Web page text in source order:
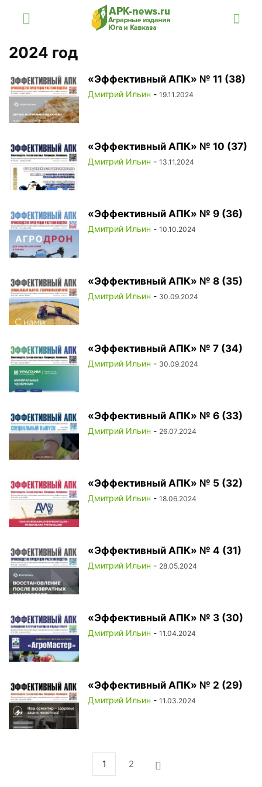
2024 год
«Эффективный АПК» № 11 (38)
Дмитрий Ильин - 19.11.2024
«Эффективный АПК» № 10 (37)
Дмитрий Ильин - 13.11.2024
«Эффективный АПК» № 9 (36)
Дмитрий Ильин - 10.10.2024
«Эффективный АПК» № 8 (35)
Дмитрий Ильин - 30.09.2024
«Эффективный АПК» № 7 (34)
Дмитрий Ильин - 30.09.2024
«Эффективный АПК» № 6 (33)
Дмитрий Ильин - 26.07.2024
«Эффективный АПК» № 5 (32)
Дмитрий Ильин - 18.06.2024
«Эффективный АПК» № 4 (31)
Дмитрий Ильин - 28.05.2024
«Эффективный АПК» № 3 (30)
Дмитрий Ильин - 11.04.2024
«Эффективный АПК» № 2 (29)
Дмитрий Ильин - 11.03.2024
1 2